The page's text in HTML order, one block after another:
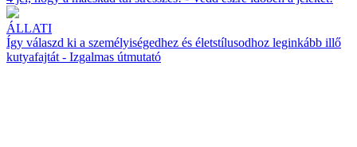
ÁLLATI
Így válaszd ki a személyiségedhez és életstílusodhoz leginkább illő
kutyafajtát - Izgalmas útmutató